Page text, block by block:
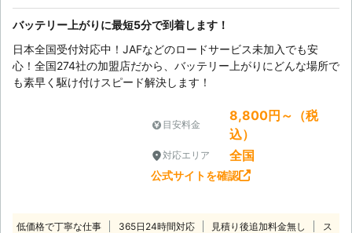
バッテリー上がりに最短5分で到着します！
日本全国受付対応中！JAFなどのロードサービス未加入でも安
心！全国274社の加盟店だから、バッテリー上がりにどんな場所で
も素早く駆け付けスピード解決します！
目安料金
8,800円～（税
込）
対応エリア 全国
公式サイトを確認
低価格で丁寧な仕事 365日24時間対応 見積り後追加料金無し
ス